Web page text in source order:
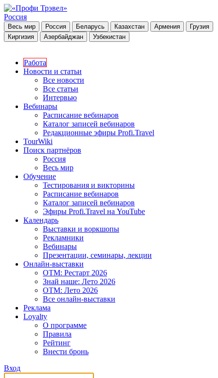
Россия
Весь мир Россия Беларусь Казахстан Армения
Грузия
Киргизия
Азербайджан Узбекистан
Работа
Новости и статьи
Все новости
Все статьи
Интервью
Вебинары
Расписание вебинаров
Каталог записей вебинаров
Редакционные эфиры Profi.Travel
TourWiki
Поиск партнёров
Россия
Весь мир
Обучение
Тестирования и викторины
Расписание вебинаров
Каталог записей вебинаров
Эфиры Profi.Travel на YouTube
Календарь
Выставки и воркшопы
Рекламники
Вебинары
Презентации, семинары, лекции
Онлайн-выставки
OTM: Рестарт 2026
Знай наше: Лето 2026
OTM: Лето 2026
Все онлайн-выставки
Реклама
Loyalty
О программе
Правила
Рейтинг
Внести бронь
Вход